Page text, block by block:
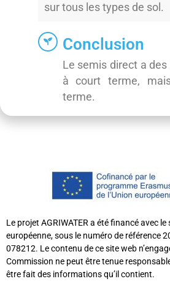
sur tous les types de sol.
Conclusion
Le semis direct a
à court terme,
terme.
Le projet AGRIWATER a été financé avec
européenne, sous le numéro de référence
078212. Le contenu de ce site web
Commission ne peut être tenue
être fait des informations qu’il contient.